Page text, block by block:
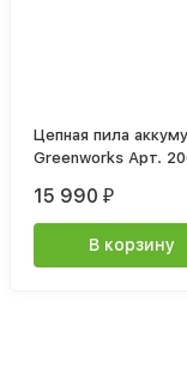
Цепная пила
Greenworks Арт. 2005807, 40V,
без АКБ и ЗУ
15 990 ₽
В корзину